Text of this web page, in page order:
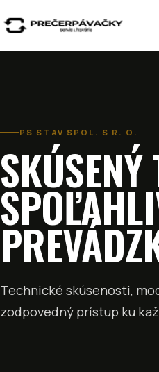
PS STAV SPOL. S R. O.
Technické skúsenosti,
zodpovedný prístup ku